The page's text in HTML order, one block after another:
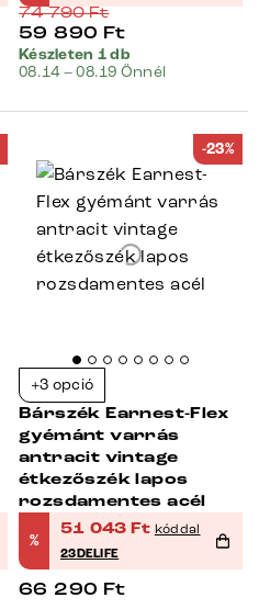
74 790Ft
59 890 Ft
Készleten 1 db
08.14 – 08.19 Önnél
-23%
+3 opció
Bárszék Earnest-Flex
gyémánt varrás
antracit vintage
étkezőszék lapos
rozsdamentes acél
%
51 043 Ft kóddal
23DELIFE
66 290 Ft